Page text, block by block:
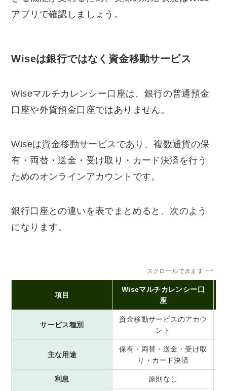
アプリで確認しましょう。
Wiseは銀行ではなく資金移動サービス
Wiseマルチカレンシー口座は、銀行の普通預金
口座や外貨預金口座ではありません。
Wiseは資金移動サービスであり、複数通貨の保
有・両替・送金・受け取り・カード決済を行う
ためのオンラインアカウントです。
銀行口座との違いを表でまとめると、次のよう
になります。
スクロールできます
項目
Wiseマルチカレンシー口
座
サービス種別
資金移動サービスのアカウ
ント
主な用途
保有・両替・送金・受け取
り・カード決済
利息 原則なし